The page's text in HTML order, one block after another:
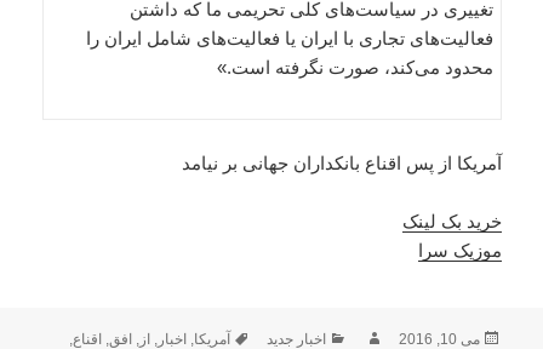
تغییری در سیاست‌های کلی تحریمی ما که داشتن
فعالیت‌های تجاری با ایران یا فعالیت‌های شامل ایران را
محدود می‌کند، صورت نگرفته است.»
آمریکا از پس اقناع بانکداران جهانی بر نیامد
خرید بک لینک
موزیک سرا
ارسال
می 10, 2016 نویسندهدسته‌ها
اخبار جدید برچسب‌ها
آمریکا, اخبار, از, افق, اقناع,